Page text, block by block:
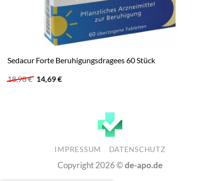
Sedacur Forte Beruhigungsdragees 60 Stück
18,98€ Ursprünglicher
Preis
14,69€Aktueller
IMPRESSUM DATENSCHUTZ
Copyright 2026 ©de-apo.de